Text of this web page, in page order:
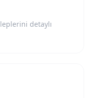
detaylı